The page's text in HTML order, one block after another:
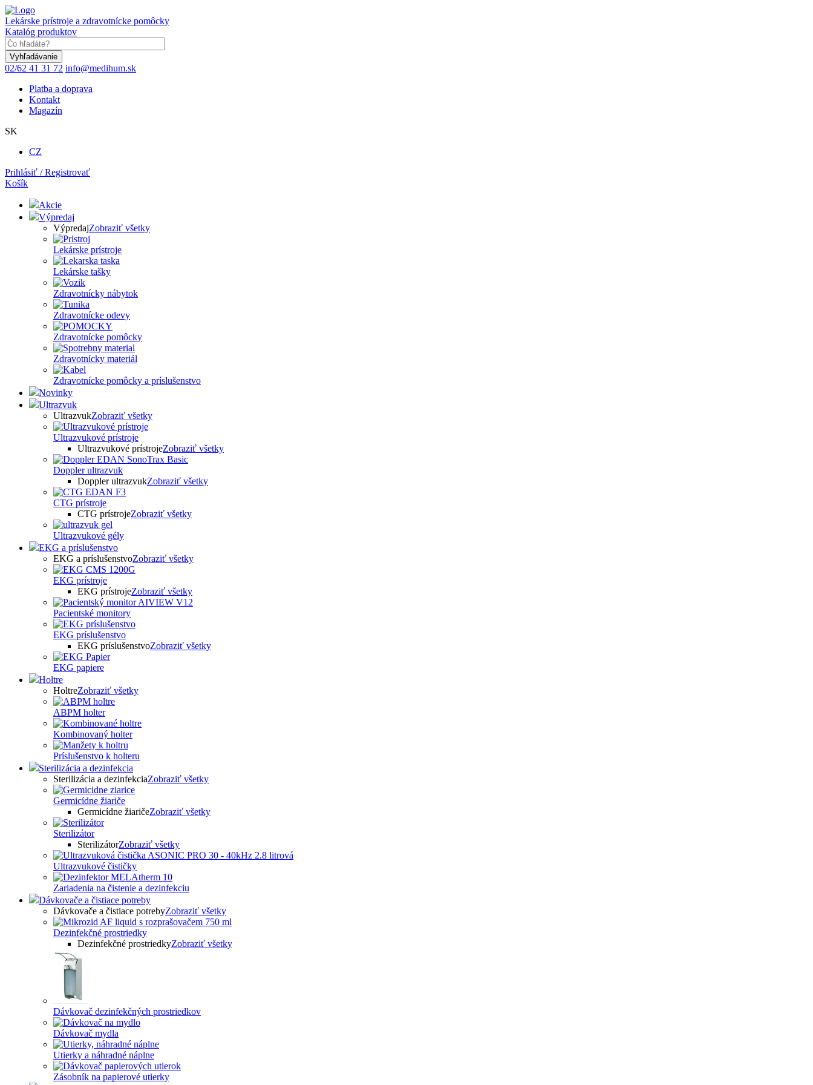
Skočiť
na
hlavný
obsah
Lekárske prístroje a zdravotnícke pomôcky
Katalóg produktov
02/62 41 31 72 info@medihum.sk
Platba a doprava
Kontakt
Magazín
SK
CZ
Prihlásiť / Registrovať
Košík
Akcie
Výpredaj
VýpredajZobraziť všetky
Lekárske prístroje
Lekárske tašky
Zdravotnícky nábytok
Zdravotnícke odevy
Zdravotnícke pomôcky
Zdravotnícky materiál
Zdravotnícke pomôcky a príslušenstvo
Novinky
Ultrazvuk
UltrazvukZobraziť všetky
Ultrazvukové prístroje
Ultrazvukové prístrojeZobraziť všetky
Doppler ultrazvuk
Doppler ultrazvukZobraziť všetky
CTG prístroje
CTG prístrojeZobraziť všetky
Ultrazvukové gély
EKG a príslušenstvo
EKG a príslušenstvoZobraziť všetky
EKG prístroje
EKG prístrojeZobraziť všetky
Pacientské monitory
EKG príslušenstvo
EKG príslušenstvoZobraziť všetky
EKG papiere
Holtre
HoltreZobraziť všetky
ABPM holter
Kombinovaný holter
Príslušenstvo k holteru
Sterilizácia a dezinfekcia
Sterilizácia a dezinfekciaZobraziť všetky
Germicídne žiariče
Germicídne žiaričeZobraziť všetky
Sterilizátor
SterilizátorZobraziť všetky
Ultrazvukové čističky
Zariadenia na čistenie a dezinfekciu
Dávkovače a čistiace potreby
Dávkovače a čistiace potrebyZobraziť všetky
Dezinfekčné prostriedky
Dezinfekčné prostriedkyZobraziť všetky
Dávkovač dezinfekčných prostriedkov
Dávkovač mydla
Utierky a náhradné náplne
Zásobník na papierové utierky